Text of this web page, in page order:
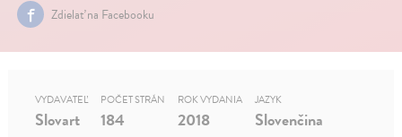
Zdielať na Facebooku
VYDAVATEĽ
Slovart
POČET STRÁN
184
ROK VYDANIA
2018
JAZYK
Slovenčina